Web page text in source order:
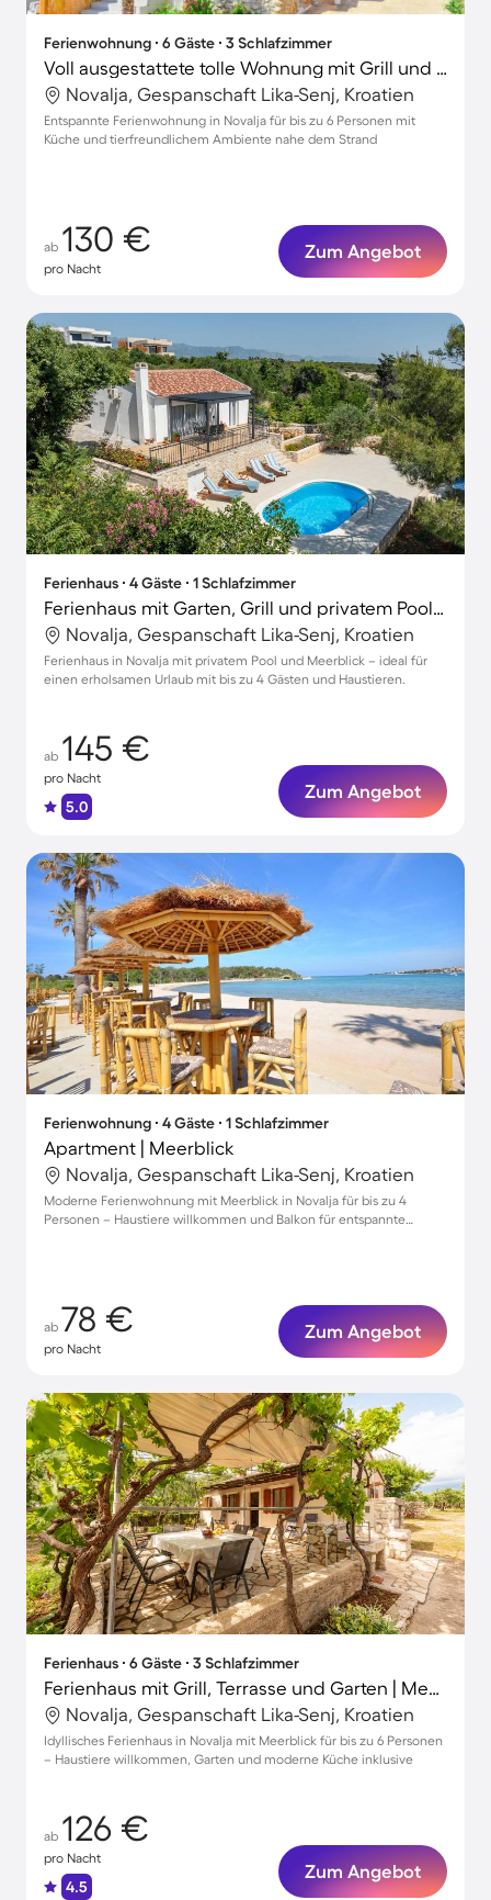
Ferienwohnung ∙ 6 Gäste ∙ 3 Schlafzimmer
Voll ausgestattete tolle Wohnung mit Grill und Terrasse | Hunde erlaubt
Novalja, Gespanschaft Lika-Senj, Kroatien
Entspannte Ferienwohnung in Novalja für bis zu 6 Personen mit
Küche und tierfreundlichem Ambiente nahe dem Strand
ab 130 €
pro Nacht
Zum Angebot
Ferienhaus ∙ 4 Gäste ∙ 1 Schlafzimmer
Ferienhaus mit Garten, Grill und privatem Pool | Meerblick
Novalja, Gespanschaft Lika-Senj, Kroatien
Ferienhaus in Novalja mit privatem Pool und Meerblick – ideal für
einen erholsamen Urlaub mit bis zu 4 Gästen und Haustieren.
ab 145 €
pro Nacht
5.0
Zum Angebot
Ferienwohnung ∙ 4 Gäste ∙ 1 Schlafzimmer
Apartment | Meerblick
Novalja, Gespanschaft Lika-Senj, Kroatien
Moderne Ferienwohnung mit Meerblick in Novalja für bis zu 4
Personen – Haustiere willkommen und Balkon für entspannte
ab 78 €
pro Nacht
Zum Angebot
Ferienhaus ∙ 6 Gäste ∙ 3 Schlafzimmer
Ferienhaus mit Grill, Terrasse und Garten | Meerblick
Novalja, Gespanschaft Lika-Senj, Kroatien
Idyllisches Ferienhaus in Novalja mit Meerblick für bis zu 6 Personen
– Haustiere willkommen, Garten und moderne Küche inklusive
ab 126 €
pro Nacht
4.5
Zum Angebot